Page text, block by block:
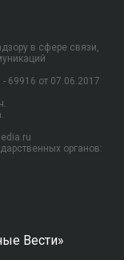
в сфере связи,
69916 от 07.06.2017
органов:
Вести»